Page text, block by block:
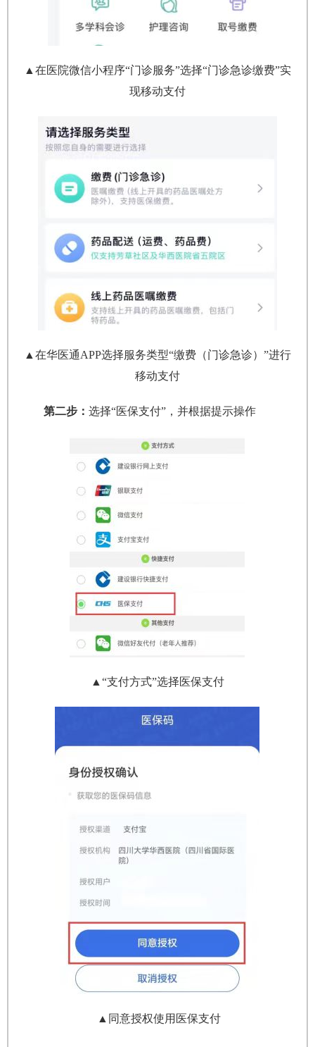
▲在医院微信小程序“门诊服务”选择“门诊急诊缴费”实
现移动支付
▲在华医通APP选择服务类型“缴费（门诊急诊）”进行
移动支付
第二步： 选择“医保支付”，并根据提示操作
▲“支付方式”选择医保支付
▲同意授权使用医保支付